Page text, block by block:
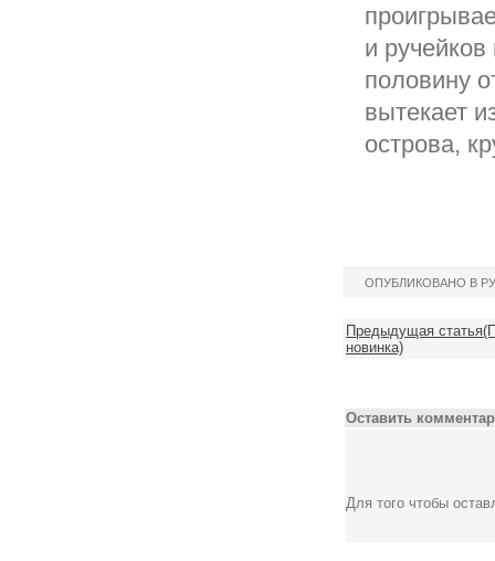
и
половину
вытекает
острова,
ОПУБЛИКОВАНО В
Предыдущая
новинка)
Оставить
Для того чтобы